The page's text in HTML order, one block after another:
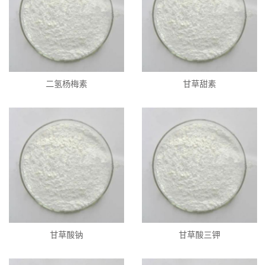
二氢杨梅素 甘草甜素
甘草酸钠 甘草酸三钾